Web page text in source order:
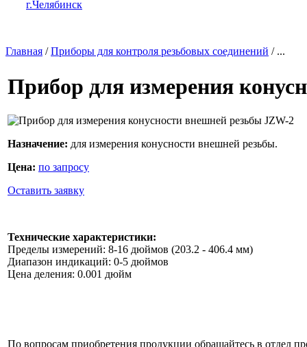
Главная /Приборы для контроля резьбовых соединений / ...
Прибор для измерения
Назначение: для измерения конусности внешней резьбы.
Цена: по запросу
Оставить заявку
Технические характеристики:
Пределы измерений: 8-16 дюймов (203.2 - 406.4 мм)
Диапазон индикаций: 0-5 дюймов
Цена деления: 0.001 дюйм
По вопросам приобретения продукции обращайтесь в отдел